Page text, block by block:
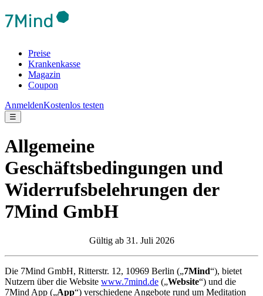
Preise
Krankenkasse
Magazin
Coupon
AnmeldenKostenlos testen
☰
Allgemeine
Geschäftsbedingungen und
Widerrufsbelehrungen der
7Mind GmbH
Gültig ab 31. Juli 2026
Die 7Mind GmbH, Ritterstr. 12, 10969 Berlin („7Mind“), bietet
Nutzern über die Website www.7mind.de („Website“) und die
7Mind App („App“) verschiedene Angebote rund um Meditation